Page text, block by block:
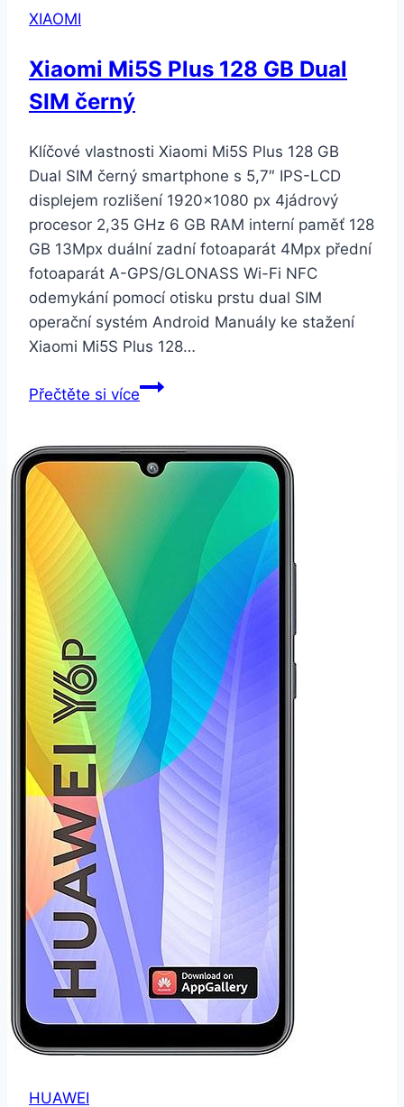
XIAOMI
Xiaomi Mi5S Plus 128 GB Dual
SIM černý
Klíčové vlastnosti Xiaomi Mi5S Plus 128 GB
Dual SIM černý smartphone s 5,7″ IPS-LCD
displejem rozlišení 1920×1080 px 4jádrový
procesor 2,35 GHz 6 GB RAM interní paměť 128
GB 13Mpx duální zadní fotoaparát 4Mpx přední
fotoaparát A-GPS/GLONASS Wi-Fi NFC
odemykání pomocí otisku prstu dual SIM
operační systém Android Manuály ke stažení
Xiaomi Mi5S Plus 128…
Přečtěte si víceXiaomi
128
GB
černý
HUAWEI